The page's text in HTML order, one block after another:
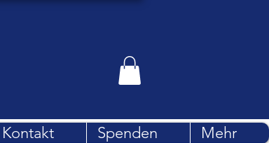
Kontakt Spenden Mehr